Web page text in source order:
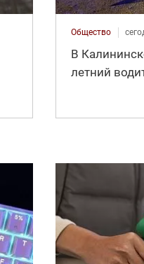
Общество
В
летний